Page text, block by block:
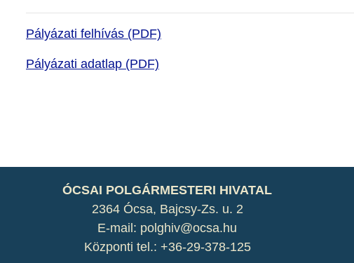
Pályázati felhívás (PDF)
Pályázati adatlap (PDF)
ÓCSAI POLGÁRMESTERI HIVATAL
2364 Ócsa, Bajcsy-Zs. u. 2
E-mail: polghiv@ocsa.hu
Központi tel.: +36-29-378-125